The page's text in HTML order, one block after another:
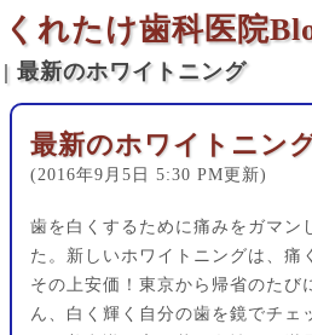
くれたけ歯科医院
| 最新のホワイトニング
最新のホワイトニン
(2016年9月5日 5:30 PM更新)
歯を白くするために痛みをガマン
た。新しいホワイトニングは、痛
その上安価！東京から帰省のたび
ん、白く輝く自分の歯を鏡でチェ